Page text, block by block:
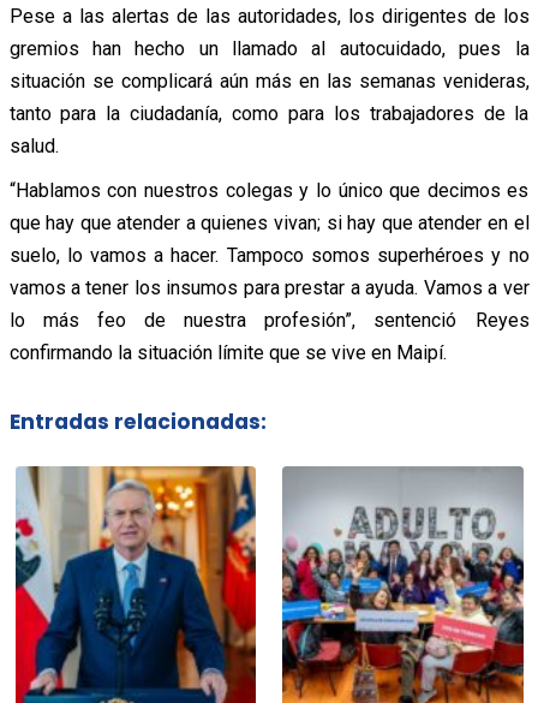
Pese a las alertas de las autoridades, los dirigentes de los
gremios han hecho un llamado al autocuidado, pues la
situación se complicará aún más en las semanas venideras,
tanto para la ciudadanía, como para los trabajadores de la
salud.
“Hablamos con nuestros colegas y lo único que decimos es
que hay que atender a quienes vivan; si hay que atender en el
suelo, lo vamos a hacer. Tampoco somos superhéroes y no
vamos a tener los insumos para prestar a ayuda. Vamos a ver
lo más feo de nuestra profesión”, sentenció Reyes
confirmando la situación límite que se vive en Maipí.
Entradas relacionadas: